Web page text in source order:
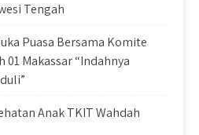
Tengah
Puasa Bersama Komite
Makassar “Indahnya
Anak TKIT Wahdah